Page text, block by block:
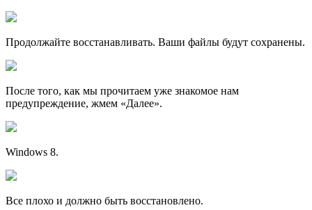
Продолжайте восстанавливать. Ваши файлы будут сохранены.
После того, как мы прочитаем уже знакомое нам
предупреждение, жмем «Далее».
Windows 8.
Все плохо и должно быть восстановлено.